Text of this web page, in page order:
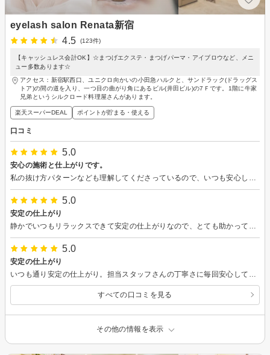
eyelash salon Renata新宿
4.5
(123件)
【キャッシュレス会計OK】☆まつげエクステ・まつげパーマ・アイブロウなど、メニ
ュー多数あります☆
アクセス：新宿駅西口、ユニクロ向かいの小田急ハルクと、サンドラック(ドラッグス
トア)の間の道を入り、一つ目の曲がり角にあるビル(井田ビル)の7Ｆです。1階に牛家
兄弟というシルクロード料理屋さんがあります。
楽天スーパーDEAL ポイントが貯まる・使える
口コミ
5.0
安心の施術と仕上がりです。
5.0
安定の仕上がり
5.0
安定の仕上がり
すべての口コミを見る
その他の情報を表示